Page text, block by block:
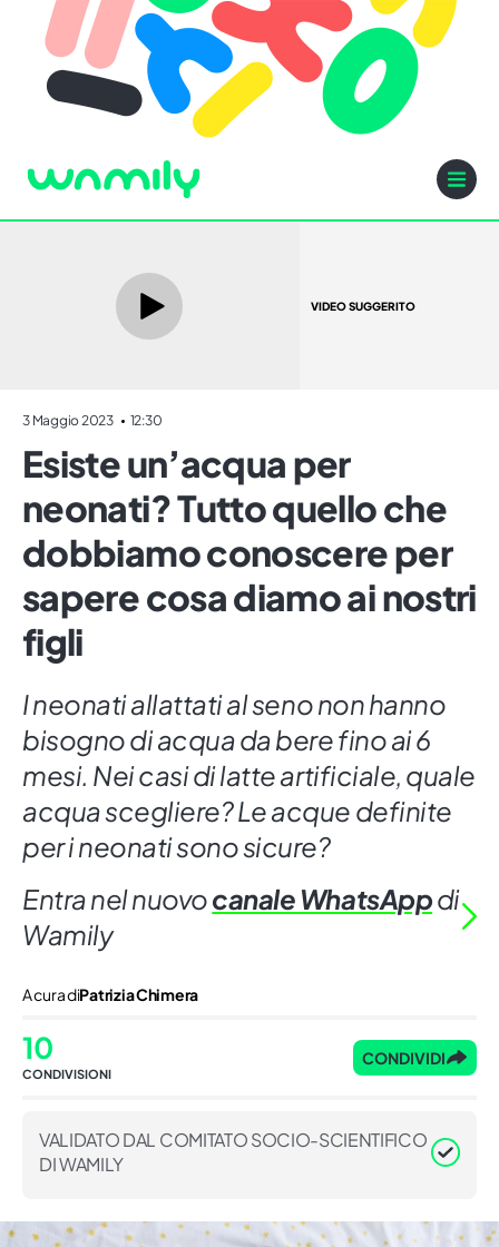
VIDEO SUGGERITO
3 Maggio 2023 12:30
Esiste un’acqua per
neonati? Tutto quello che
dobbiamo conoscere per
sapere cosa diamo ai nostri
figli
I neonati allattati al seno non hanno
bisogno di acqua da bere fino ai 6
mesi. Nei casi di latte artificiale, quale
acqua scegliere? Le acque definite
per i neonati sono sicure?
Entra nel nuovocanale WhatsAppdi
Wamily
A cura diPatrizia Chimera
10
CONDIVISIONI
CONDIVIDI
VALIDATO DAL COMITATO SOCIO-SCIENTIFICO
DI WAMILY